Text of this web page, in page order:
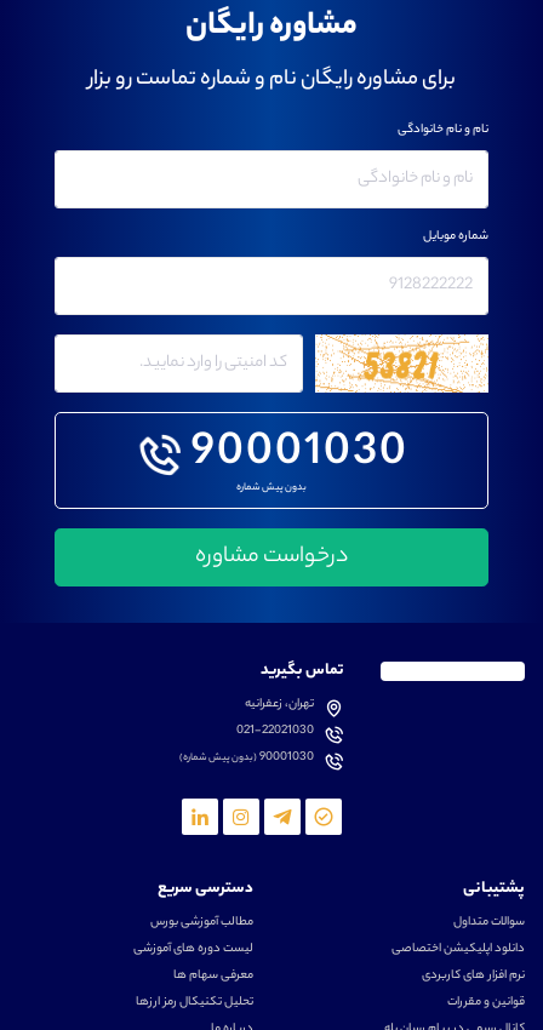
مشاوره رایگان
برای مشاوره رایگان نام و شماره تماست رو بزار
90001030
بدون پیش شماره
نام و نام خانوادگی
شماره موبایل
تماس بگیرید
تهران، زعفرانیه
021-22021030
90001030(بدون پیش شماره)
پشتیبانی
سوالات متداول
دانلود اپلیکیشن اختصاصی
نرم افزار های کاربردی
قوانین و مقررات
دسترسی سریع
مطالب آموزشی بورس
لیست دوره های آموزشی
معرفی سهام ها
تحلیل تکنیکال رمز ارزها